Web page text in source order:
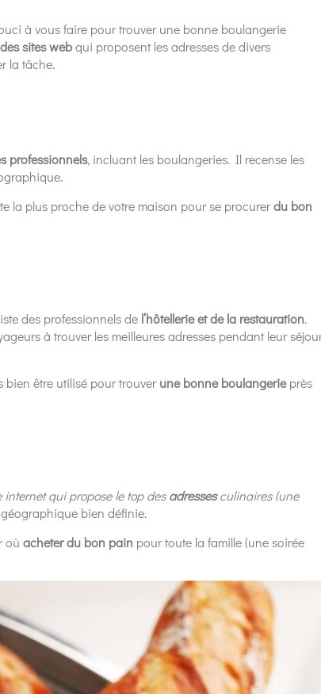
à vous faire pour trouver une bonne boulangerie
des sites webqui proposent les adresses de divers
la tâche.
professionnels, incluant les boulangeries. Il recense les
la plus proche de votre maison pour se procurerdu bon
des professionnels de l’hôtellerie et de la restauration.
à trouver les meilleures adresses pendant leur
bien être utilisé pour trouverune bonne boulangerieprès
qui propose le top desadressesculinaires (une
bien définie.
où acheterdu bon pain pour toute la famille (une soirée